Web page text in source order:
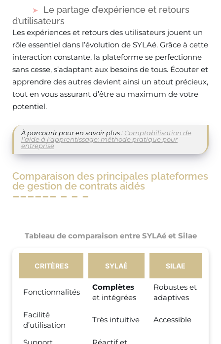
Le partage d’expérience et retours
d’utilisateurs
Les expériences et retours des utilisateurs jouent un
rôle essentiel dans l’évolution de SYLAé. Grâce à cette
interaction constante, la plateforme se perfectionne
sans cesse, s’adaptant aux besoins de tous. Écouter et
apprendre des autres devient ainsi un atout précieux,
tout en vous assurant d’être au maximum de votre
potentiel.
À parcourir pour en savoir plus : Comptabilisation de
l’aide à l’apprentissage: méthode pratique pour
entreprise
Comparaison des principales plateformes
de gestion de contrats aidés
Tableau de comparaison entre SYLAé et Silae
CRITÈRES SYLAÉ SILAE
Fonctionnalités
Complètes
et intégrées
Robustes et
adaptives
Facilité
d’utilisation
Très intuitive Accessible